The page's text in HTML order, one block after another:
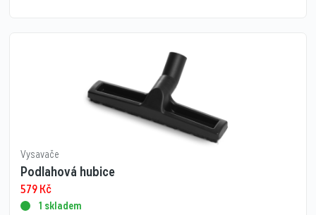
Vysavače
Podlahová hubice
579Kč
1 skladem